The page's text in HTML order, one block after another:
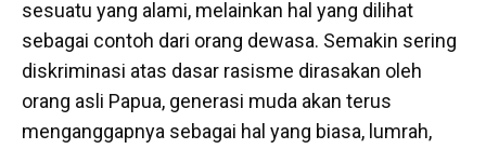
sesuatu yang alami, melainkan hal yang dilihat
sebagai contoh dari orang dewasa. Semakin sering
diskriminasi atas dasar rasisme dirasakan oleh
orang asli Papua, generasi muda akan terus
menganggapnya sebagai hal yang biasa, lumrah,